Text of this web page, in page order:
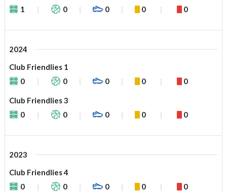
1
0 0 0 0
2024
Club Friendlies 1
0
0 0 0 0
Club Friendlies 3
0
0 0 0 0
2023
Club Friendlies 4
0
0 0 0 0